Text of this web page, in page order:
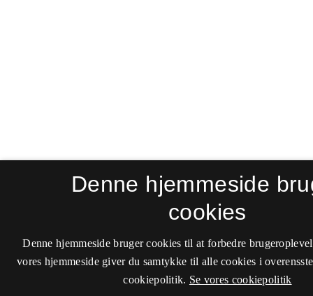
Denne hjemmeside
cookies
Denne hjemmeside bruger cookies til at forbedre
vores hjemmeside giver du samtykke til alle cookies i
cookiepolitik. Se vores cookiepolitik